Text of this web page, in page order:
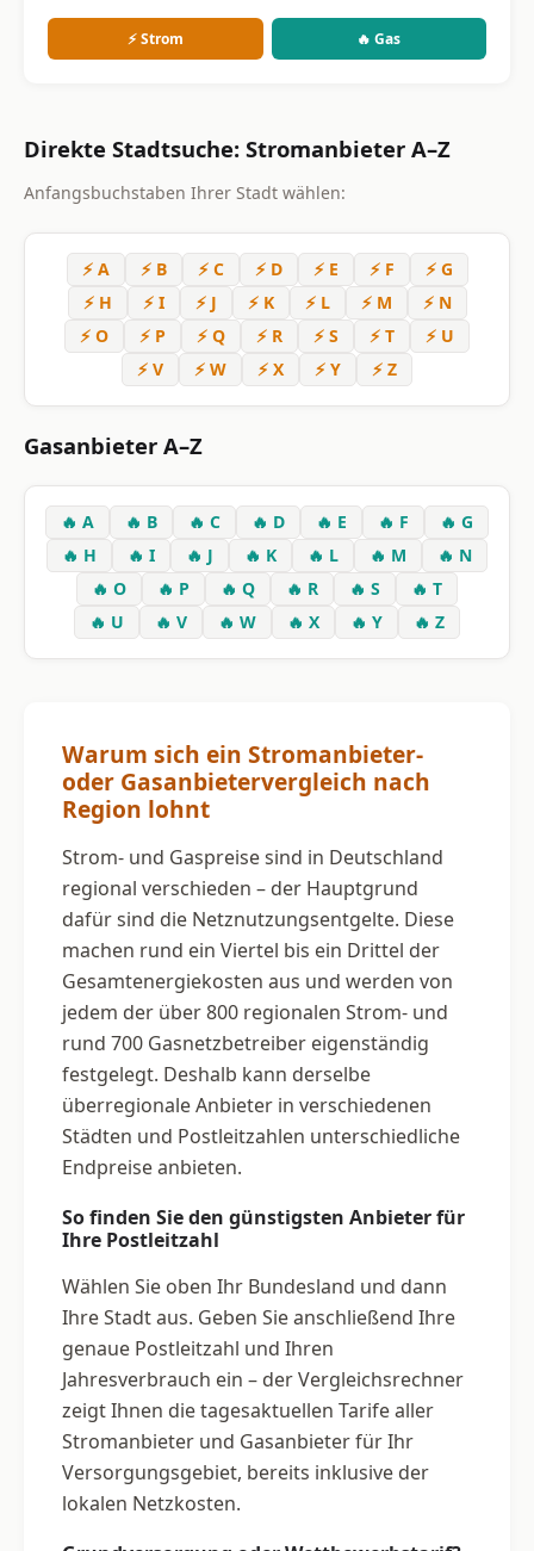
⚡ Strom 🔥 Gas
Direkte Stadtsuche: Stromanbieter A–Z
Anfangsbuchstaben Ihrer Stadt wählen:
⚡ A ⚡ B ⚡ C ⚡ D ⚡ E ⚡ F
⚡ G
⚡ H
⚡ I ⚡ J ⚡ K ⚡ L ⚡ M
⚡ N
⚡ O
⚡ P ⚡ Q ⚡ R ⚡ S ⚡ T
⚡ U
⚡ V
⚡ W ⚡ X ⚡ Y ⚡ Z
Gasanbieter A–Z
🔥 A 🔥 B 🔥 C 🔥 D 🔥 E 🔥 F
🔥 G
🔥 H
🔥 I 🔥 J 🔥 K 🔥 L 🔥 M
🔥 N
🔥 O
🔥 P 🔥 Q 🔥 R 🔥 S
🔥 T
🔥 U
🔥 V 🔥 W 🔥 X 🔥 Y 🔥 Z
Warum sich ein Stromanbieter-
oder Gasanbietervergleich nach
Region lohnt
Strom- und Gaspreise sind in Deutschland
regional verschieden – der Hauptgrund
dafür sind die Netznutzungsentgelte. Diese
machen rund ein Viertel bis ein Drittel der
Gesamtenergiekosten aus und werden von
jedem der über 800 regionalen Strom- und
rund 700 Gasnetzbetreiber eigenständig
festgelegt. Deshalb kann derselbe
überregionale Anbieter in verschiedenen
Städten und Postleitzahlen unterschiedliche
Endpreise anbieten.
So finden Sie den günstigsten Anbieter für
Ihre Postleitzahl
Wählen Sie oben Ihr Bundesland und dann
Ihre Stadt aus. Geben Sie anschließend Ihre
genaue Postleitzahl und Ihren
Jahresverbrauch ein – der Vergleichsrechner
zeigt Ihnen die tagesaktuellen Tarife aller
Stromanbieter und Gasanbieter für Ihr
Versorgungsgebiet, bereits inklusive der
lokalen Netzkosten.